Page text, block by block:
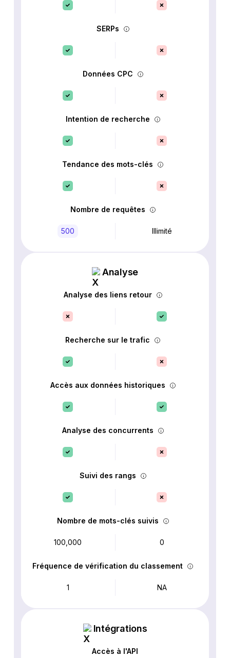
SERPs
Données CPC
Intention de recherche
Tendance des mots-clés
Nombre de requêtes
500 Illimité
Analyse
Analyse des liens retour
Recherche sur le trafic
Accès aux données historiques
Analyse des concurrents
Suivi des rangs
Nombre de mots-clés suivis
100,000 0
Fréquence de vérification du classement
1 NA
Intégrations
Accès à l'API